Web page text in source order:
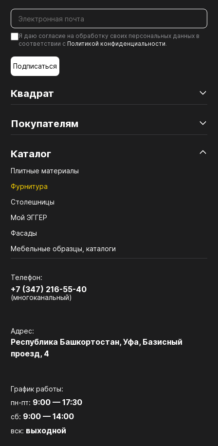
Квадрат
Покупателям
Каталог
Плитные материалы
Фурнитура
Столешницы
Мой ЭГГЕР
Фасады
Мебельные образцы, каталоги
Телефон:
+7 (347) 216-55-40
(многоканальный)
Адрес:
Республика Башкортостан, Уфа, Базисный
проезд, 4
График работы:
пн-пт: 9:00 — 17:30
сб: 9:00 — 14:00
вск: выходной
Я даю согласие на обработку своих персональных данных в
соответствии с Политикой конфиденциальности.
Подписаться